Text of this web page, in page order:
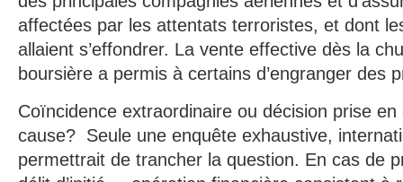
affectées par les attentats terroristes, et dont
allaient s’effondrer. La vente effective dès la
boursière a permis à certains d’engranger des
Coïncidence extraordinaire ou décision prise
cause? Seule une enquête exhaustive,
permettrait de trancher la question. En cas de